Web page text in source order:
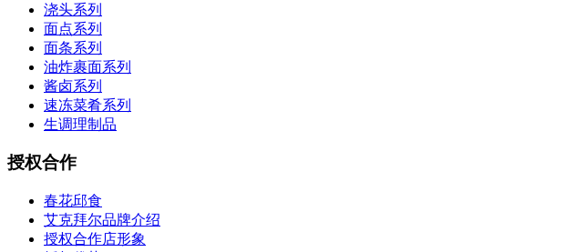
浇头系列
面点系列
面条系列
油炸裹面系列
酱卤系列
速冻菜肴系列
生调理制品
授权合作
春花邱食
艾克拜尔品牌介绍
授权合作店形象